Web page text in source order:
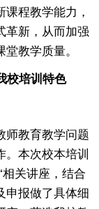
程教学能力，
革新，从而加强
教学质量。
校培训特色
教育教学问题
本次校本培训
关讲座，结合
申报做了具体细